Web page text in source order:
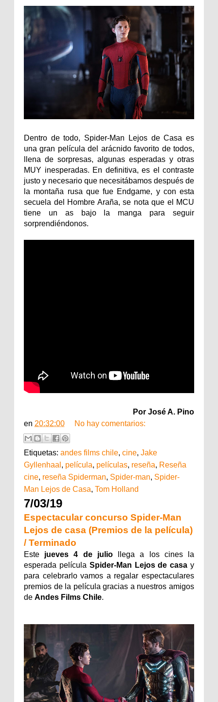
Dentro de todo, Spider-Man Lejos de Casa es
una gran película del arácnido favorito de todos,
llena de sorpresas, algunas esperadas y otras
MUY inesperadas. En definitiva, es el contraste
justo y necesario que necesitábamos después de
la montaña rusa que fue Endgame, y con esta
secuela del Hombre Araña, se nota que el MCU
tiene un as bajo la manga para seguir
sorprendiéndonos.
Por José A. Pino
en 20:32:00 No hay comentarios:
Etiquetas: andes films chile, cine, Jake
Gyllenhaal , película, películas, reseña, Reseña
cine, reseña Spiderman, Spider-man, Spider-
Man Lejos de Casa, Tom Holland
7/03/19
Espectacular concurso Spider-Man
Lejos de casa (Premios de la película)
/ Terminado
Este jueves 4 de juliollega a los cines la
esperada película Spider-Man Lejos de casa y
para celebrarlo vamos a regalar espectaculares
premios de la película gracias a nuestros amigos
de Andes Films Chile.